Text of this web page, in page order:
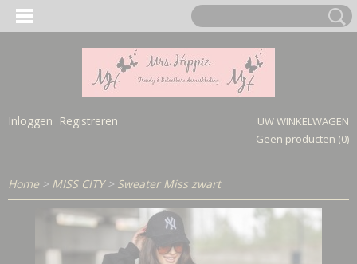
Inloggen Registreren
UW WINKELWAGEN
Geen producten (0)
Home > MISS CITY> Sweater Miss zwart